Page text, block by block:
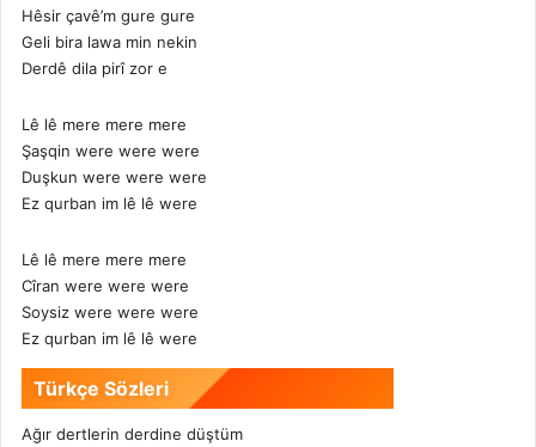
Hêsir çavê’m gure gure
Geli bira lawa min nekin
Derdê dila pirî zor e
Lê lê mere mere mere
Şaşqin were were were
Duşkun were were were
Ez qurban im lê lê were
Lê lê mere mere mere
Cîran were were were
Soysiz were were were
Ez qurban im lê lê were
Türkçe Sözleri
Ağır dertlerin derdine düştüm